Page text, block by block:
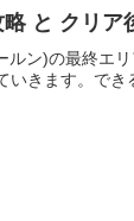
と クリア
ン)の最終エ
きます。で